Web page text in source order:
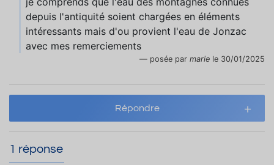
depuis l'antiquité soient chargées en éléments
intéressants mais d'ou provient l'eau de Jonzac
avec mes remerciements
posée par marie le 30/01/2025
Répondre
1 réponse